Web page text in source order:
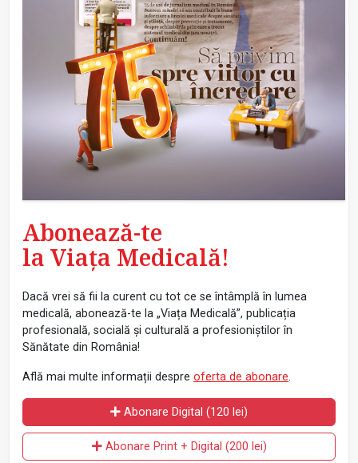
Abonează-te
la Viața Medicală!
Dacă vrei să fii la curent cu tot ce se întâmplă în lumea
medicală, abonează-te la „Viața Medicală”, publicația
profesională, socială și culturală a profesioniștilor în
Sănătate din România!
Află mai multe informații despre oferta de abonare.
Abonare Digital (120 lei)
Abonare Print + Digital (200 lei)